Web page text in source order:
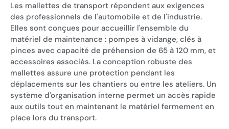
Les mallettes de transport répondent aux exigences
des professionnels de l'automobile et de l'industrie.
Elles sont conçues pour accueillir l'ensemble du
matériel de maintenance : pompes à vidange, clés à
pinces avec capacité de préhension de 65 à 120 mm, et
accessoires associés. La conception robuste des
mallettes assure une protection pendant les
déplacements sur les chantiers ou entre les ateliers. Un
système d'organisation interne permet un accès rapide
aux outils tout en maintenant le matériel fermement en
place lors du transport.